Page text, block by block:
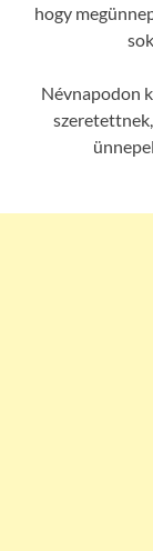
hogy
Névnapodon